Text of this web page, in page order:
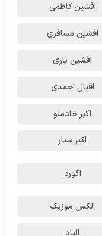
افشین کاظمی
افشین مسافری
افشین یاری
اقبال احمدی
اکبر خادملو
اکبر سیار
اکورد
الکس موزیک
الیاد